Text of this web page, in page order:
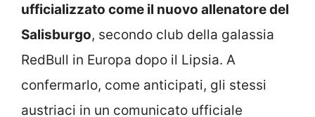
ufficializzato come il nuovo allenatore del
Salisburgo, secondo club della galassia
RedBull in Europa dopo il Lipsia. A
confermarlo, come anticipati, gli stessi
austriaci in un comunicato ufficiale